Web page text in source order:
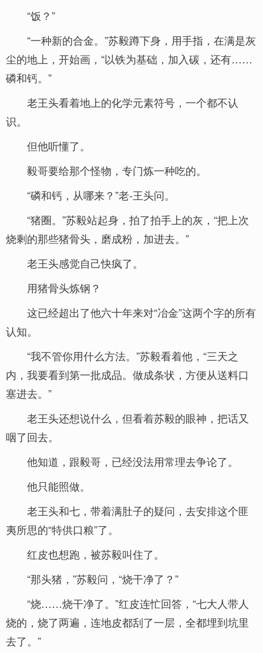
“饭？”
“一种新的合金。”苏毅蹲下身，用手指，在满是灰
尘的地上，开始画，“以铁为基础，加入碳，还有……
磷和钙。”
老王头看着地上的化学元素符号，一个都不认
识。
但他听懂了。
毅哥要给那个怪物，专门炼一种吃的。
“磷和钙，从哪来？”老-王头问。
“猪圈。”苏毅站起身，拍了拍手上的灰，“把上次
烧剩的那些猪骨头，磨成粉，加进去。”
老王头感觉自己快疯了。
用猪骨头炼钢？
这已经超出了他六十年来对“冶金”这两个字的所有
认知。
“我不管你用什么方法。”苏毅看着他，“三天之
内，我要看到第一批成品。做成条状，方便从送料口
塞进去。”
老王头还想说什么，但看着苏毅的眼神，把话又
咽了回去。
他知道，跟毅哥，已经没法用常理去争论了。
他只能照做。
老王头和七，带着满肚子的疑问，去安排这个匪
夷所思的“特供口粮”了。
红皮也想跑，被苏毅叫住了。
“那头猪，”苏毅问，“烧干净了？”
“烧……烧干净了。”红皮连忙回答，“七大人带人
烧的，烧了两遍，连地皮都刮了一层，全都埋到坑里
去了。”